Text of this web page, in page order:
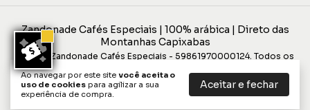
Ao navegar por este site você aceita o
uso de cookies para agilizar a sua
experiência de compra.
Aceitar e fechar
Zandonade Cafés Especiais | 100% arábica | Direto das
Montanhas Capixabas
©2026. Zandonade Cafés Especiais - 59861970000124. Todos os